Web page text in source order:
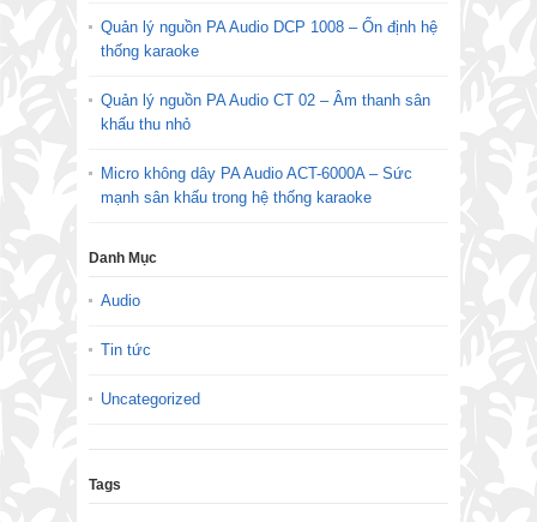
Quản lý nguồn PA Audio DCP 1008 – Ổn định hệ
thống karaoke
Quản lý nguồn PA Audio CT 02 – Âm thanh sân
khấu thu nhỏ
Micro không dây PA Audio ACT-6000A – Sức
mạnh sân khấu trong hệ thống karaoke
Danh Mục
Audio
Tin tức
Uncategorized
Tags